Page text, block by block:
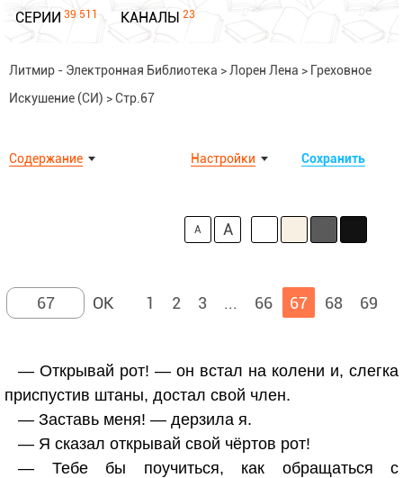
СЕРИИ 39 511 КАНАЛЫ 23
Литмир - Электронная Библиотека > Лорен Лена > Греховное
Искушение (СИ) >Стр.67
Содержание Сохранить
Настройки
A A
1 2 3 ... 66 67 68 69
— Открывай рот! — он встал на колени и, слегка
приспустив штаны, достал свой член.
— Заставь меня! — дерзила я.
— Я сказал открывай свой чёртов рот!
— Тебе бы поучиться, как обращаться с